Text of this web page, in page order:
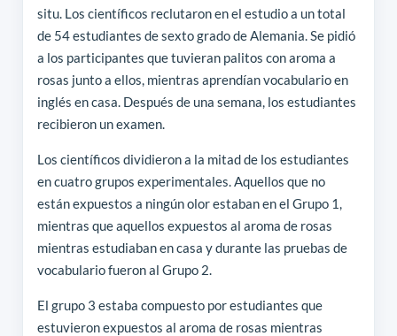
situ. Los científicos reclutaron en el estudio a un total
de 54 estudiantes de sexto grado de Alemania. Se pidió
a los participantes que tuvieran palitos con aroma a
rosas junto a ellos, mientras aprendían vocabulario en
inglés en casa. Después de una semana, los estudiantes
recibieron un examen.
Los científicos dividieron a la mitad de los estudiantes
en cuatro grupos experimentales. Aquellos que no
están expuestos a ningún olor estaban en el Grupo 1,
mientras que aquellos expuestos al aroma de rosas
mientras estudiaban en casa y durante las pruebas de
vocabulario fueron al Grupo 2.
El grupo 3 estaba compuesto por estudiantes que
estuvieron expuestos al aroma de rosas mientras